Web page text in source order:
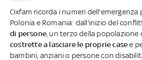
Oxfam ricorda i numeri dell'emergenza
Polonia e Romania: dall'inizio del
di persone , un terzo della popolazione
costrette a lasciare le proprie casee
bambini, anziani o persone con